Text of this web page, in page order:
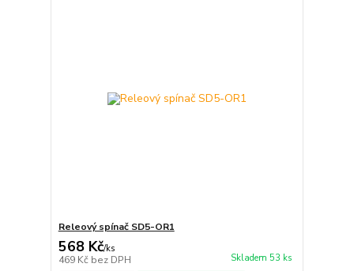
Releový spínač SD5-OR1
568 Kč/ks
469 Kč bez DPH Skladem 53 ks